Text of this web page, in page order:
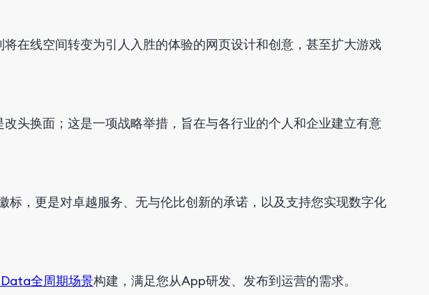
在线空间转变为引人入胜的体验的网页设计和创意，甚至扩大游戏
头换面；这是一项战略举措，旨在与各行业的个人和企业建立有意
，更是对卓越服务、无与伦比创新的承诺，以及支持您实现数字化
全周期场景构建，满足您从App研发、发布到运营的需求。